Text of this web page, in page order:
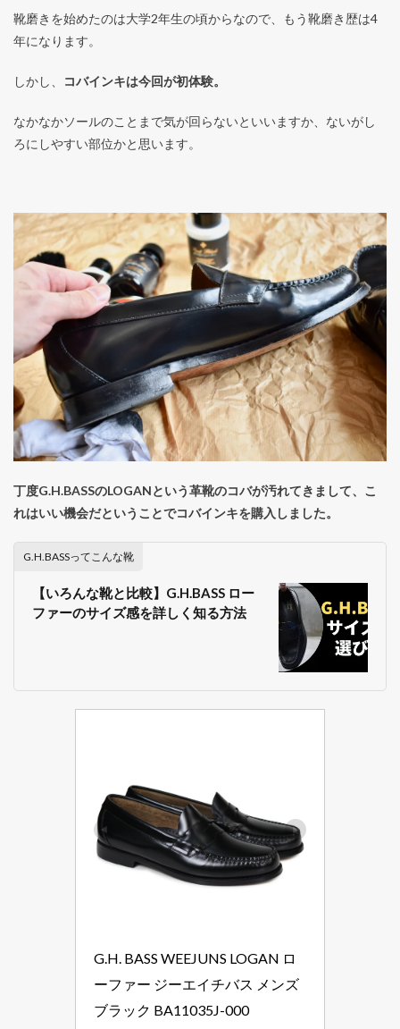
靴磨きを始めたのは大学2年生の頃からなので、もう靴磨き歴は4
年になります。
しかし、 コバインキは今回が初体験。
なかなかソールのことまで気が回らないといいますか、ないがし
ろにしやすい部位かと思います。
丁度G.H.BASSのLOGANという革靴のコバが汚れてきまして、こ
れはいい機会だということでコバインキを購入しました。
G.H.BASSってこんな靴
【いろんな靴と比較】G.H.BASS ロー
ファーのサイズ感を詳しく知る方法
G.H. BASS WEEJUNS LOGAN ロ
ーファー ジーエイチバス メンズ
ブラック BA11035J-000